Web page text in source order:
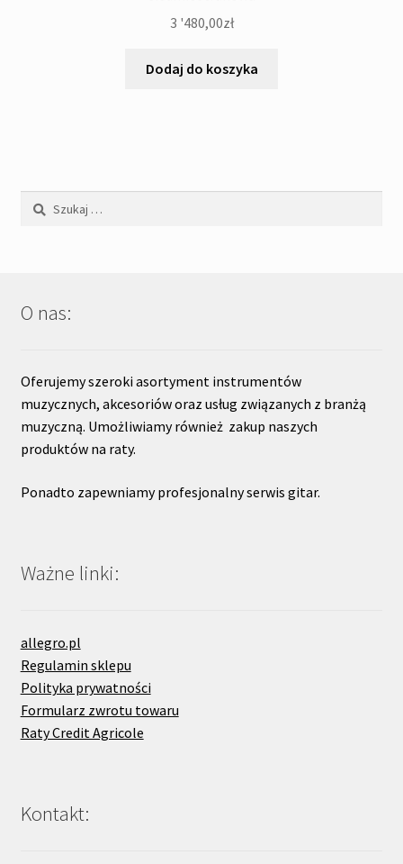
3 '480,00zł
Dodaj do koszyka
Szukaj:
O nas:
Oferujemy szeroki asortyment instrumentów
muzycznych, akcesoriów oraz usług związanych z branżą
muzyczną. Umożliwiamy również zakup naszych
produktów na raty.
Ponadto zapewniamy profesjonalny serwis gitar.
Ważne linki:
allegro.pl
Regulamin sklepu
Polityka prywatności
Formularz zwrotu towaru
Raty Credit Agricole
Kontakt: